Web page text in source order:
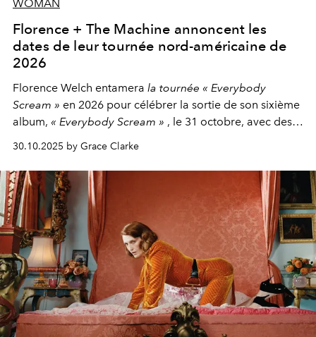
WOMAN
Florence + The Machine annoncent les
dates de leur tournée nord-américaine de
2026
Florence Welch entamera la tournée « Everybody
Scream » en 2026 pour célébrer la sortie de son sixième
album, « Everybody Scream » , le 31 octobre, avec des
30.10.2025 by Grace Clarke